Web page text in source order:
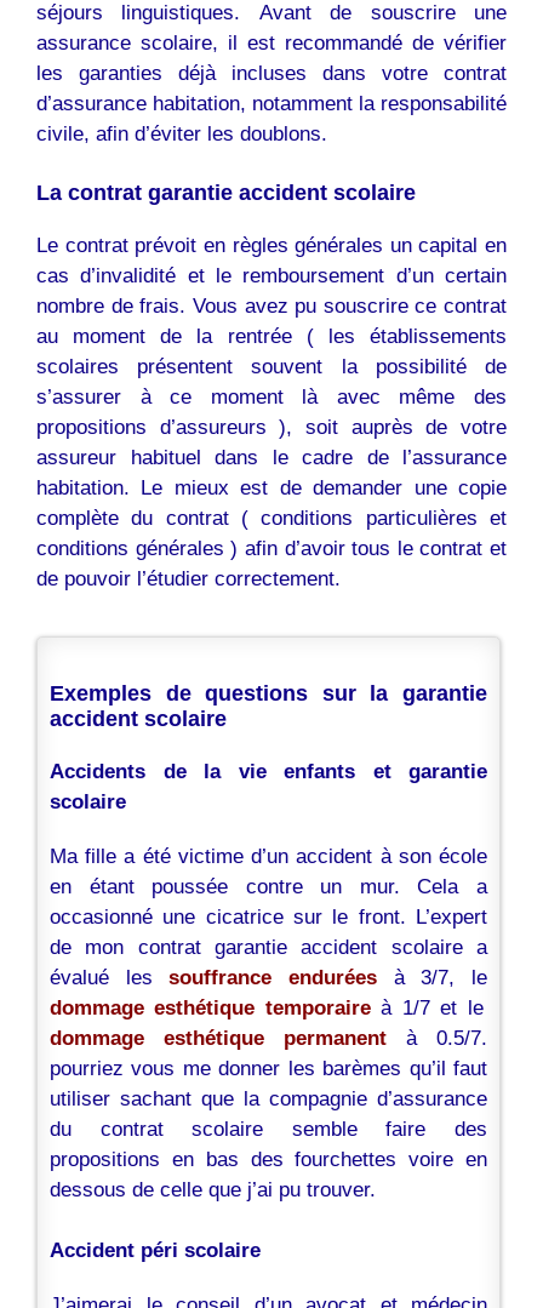
séjours linguistiques. Avant de souscrire une
assurance scolaire, il est recommandé de vérifier
les garanties déjà incluses dans votre contrat
d’assurance habitation, notamment la responsabilité
civile, afin d’éviter les doublons.
La contrat garantie accident scolaire
Le contrat prévoit en règles générales un capital en
cas d’invalidité et le remboursement d’un certain
nombre de frais. Vous avez pu souscrire ce contrat
au moment de la rentrée ( les établissements
scolaires présentent souvent la possibilité de
s’assurer à ce moment là avec même des
propositions d’assureurs ), soit auprès de votre
assureur habituel dans le cadre de l’assurance
habitation. Le mieux est de demander une copie
complète du contrat ( conditions particulières et
conditions générales ) afin d’avoir tous le contrat et
de pouvoir l’étudier correctement.
Exemples de questions sur la garantie
accident scolaire
Accidents de la vie enfants et garantie
scolaire
Ma fille a été victime d’un accident à son école
en étant poussée contre un mur. Cela a
occasionné une cicatrice sur le front. L’expert
de mon contrat garantie accident scolaire a
évalué lessouffrance endurées à 3/7, le
dommage esthétique temporaireà 1/7 et le
dommage esthétique permanent à 0.5/7.
pourriez vous me donner les barèmes qu’il faut
utiliser sachant que la compagnie d’assurance
du contrat scolaire semble faire des
propositions en bas des fourchettes voire en
dessous de celle que j’ai pu trouver.
Accident péri scolaire